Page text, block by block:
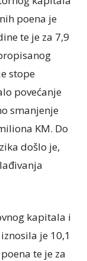
poena je
te je za 7,9
stope
povećanje
smanjenje
KM. Do
došlo je,
kapitala i
je 10,1
te je za